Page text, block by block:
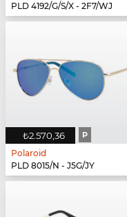
PLD 4192/G/S/X - 2F7/WJ
₺2.570,36 P
Polaroid
PLD 8015/N - J5G/JY